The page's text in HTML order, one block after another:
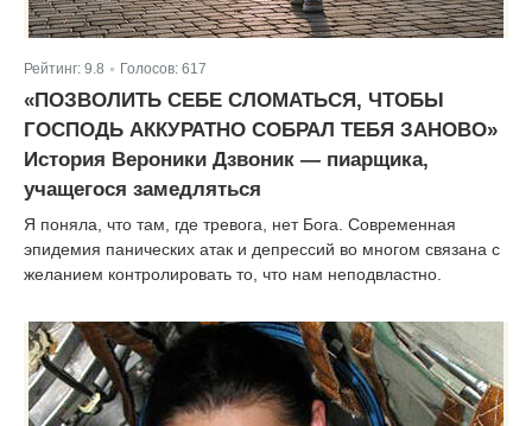
Рейтинг: 9.8 Голосов: 617
«ПОЗВОЛИТЬ СЕБЕ СЛОМАТЬСЯ, ЧТОБЫ
ГОСПОДЬ АККУРАТНО СОБРАЛ ТЕБЯ ЗАНОВО»
История Вероники Дзвоник — пиарщика,
учащегося замедляться
Я поняла, что там, где тревога, нет Бога. Современная
эпидемия панических атак и депрессий во многом связана с
желанием контролировать то, что нам неподвластно.